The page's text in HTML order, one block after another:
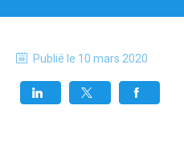
Publié le 10 mars 2020